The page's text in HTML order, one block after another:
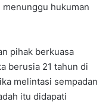
hukuman
pihak berkuasa
berusia 21 tahun di
melintasi sempadan
itu didapati